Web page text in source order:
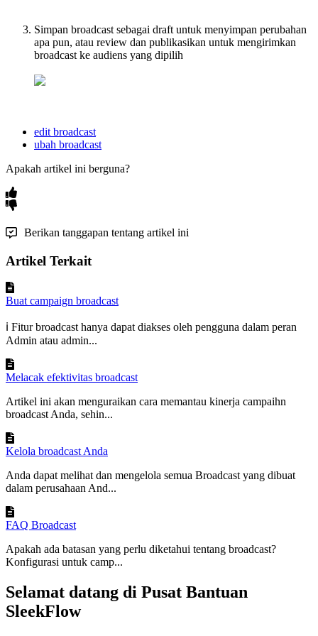
Simpan broadcast sebagai draft untuk menyimpan perubahan
apa pun, atau review dan publikasikan untuk mengirimkan
broadcast ke audiens yang dipilih
edit broadcast
ubah broadcast
Apakah artikel ini berguna?
Berikan tanggapan tentang artikel ini
Artikel Terkait
Buat campaign broadcast
ℹ️ Fitur broadcast hanya dapat diakses oleh pengguna dalam peran
Admin atau admin...
Melacak efektivitas broadcast
Artikel ini akan menguraikan cara memantau kinerja campaihn
broadcast Anda, sehin...
Kelola broadcast Anda
Anda dapat melihat dan mengelola semua Broadcast yang dibuat
dalam perusahaan And...
FAQ Broadcast
Apakah ada batasan yang perlu diketahui tentang broadcast?
Konfigurasi untuk camp...
Selamat datang di Pusat Bantuan
SleekFlow